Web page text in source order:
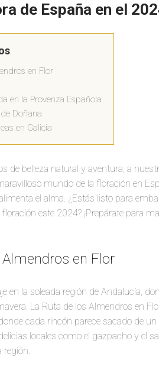
de España en el
en Flor
en la Provenza Española
Doñana
en Galicia
de belleza natural y aventura, a
mundo de la floración en
el alma. ¿Estás listo para
este 2024? ¡Prepárate para
en Flor
en la soleada región de Andalucía,
La Ruta de los Almendros en
cada rincón parece sacado de
locales como el gazpacho y el
región.